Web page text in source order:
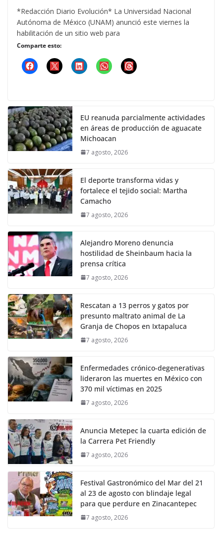
*Redacción Diario Evolución* La Universidad Nacional
Autónoma de México (UNAM) anunció este viernes la
habilitación de un sitio web para
Comparte esto:
EU reanuda parcialmente actividades
en áreas de producción de aguacate
Michoacan
7 agosto, 2026
El deporte transforma vidas y
fortalece el tejido social: Martha
Camacho
7 agosto, 2026
Alejandro Moreno denuncia
hostilidad de Sheinbaum hacia la
prensa crítica
7 agosto, 2026
Rescatan a 13 perros y gatos por
presunto maltrato animal de La
Granja de Chopos en Ixtapaluca
7 agosto, 2026
Enfermedades crónico-degenerativas
lideraron las muertes en México con
370 mil víctimas en 2025
7 agosto, 2026
Anuncia Metepec la cuarta edición de
la Carrera Pet Friendly
7 agosto, 2026
Festival Gastronómico del Mar del 21
al 23 de agosto con blindaje legal
para que perdure en Zinacantepec
7 agosto, 2026